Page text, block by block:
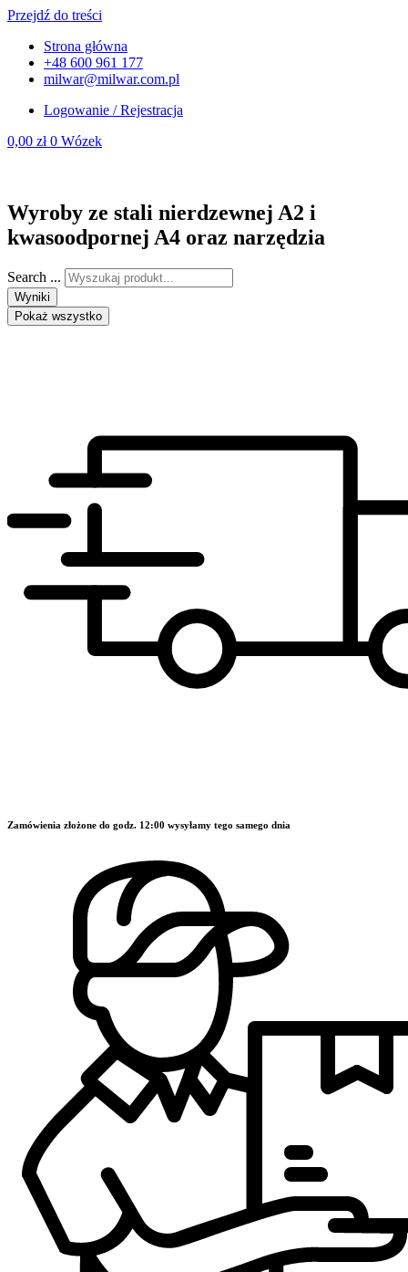
Przejdź do treści
Strona główna
+48 600 961 177
milwar@milwar.com.pl
Logowanie / Rejestracja
0,00 zł 0 Wózek
Wyroby ze stali nierdzewnej A2 i
kwasoodpornej A4 oraz narzędzia
Search ...
Wyniki
Pokaż wszystko
Zamówienia złożone do godz. 12:00 wysyłamy tego samego dnia